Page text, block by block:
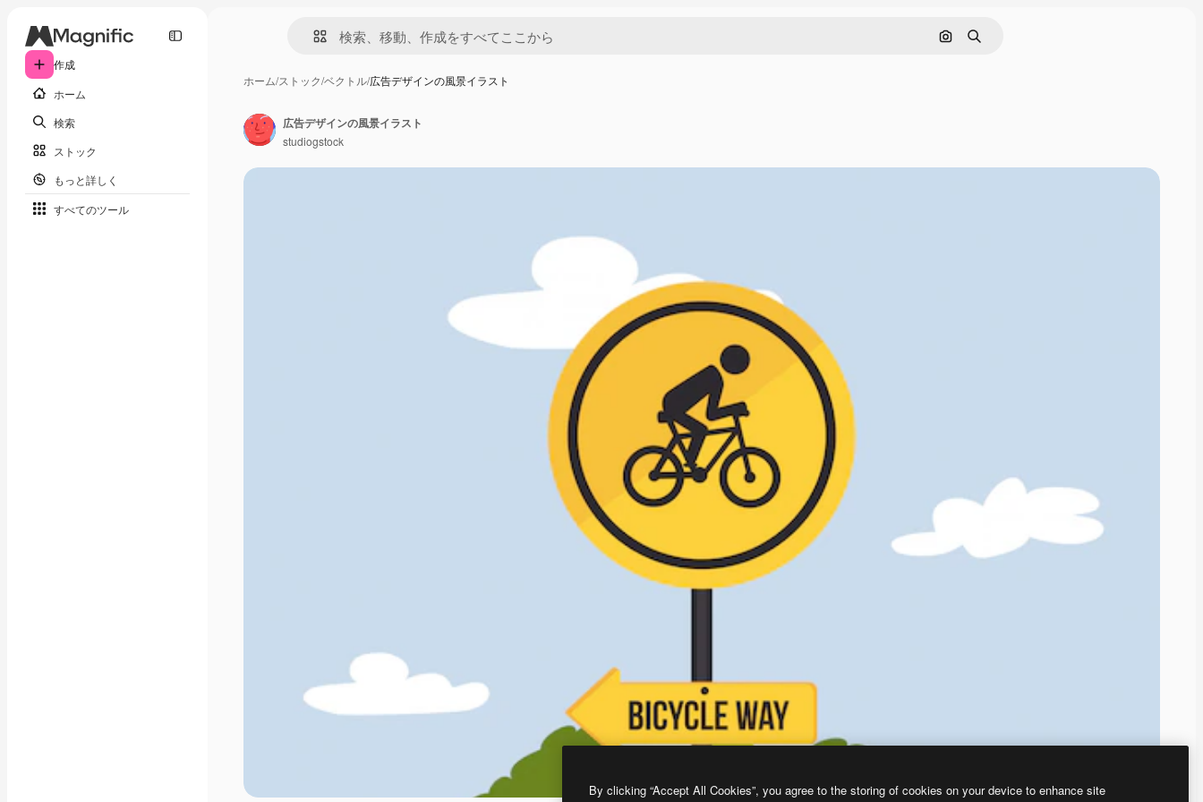
作成
ホーム
検索
ストック
もっと詳しく
すべてのツール
画像で検索
検索
ホーム/ストック/ベクトル/広告デザインの風景イラスト
広告デザインの風景イラスト
studiogstock
By clicking “Accept All Cookies”, you agree to the storing of cookies on your device to enhance site